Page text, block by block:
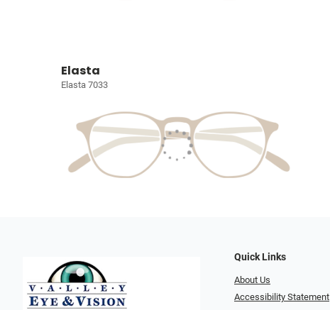
Elasta
Elasta 7033
Quick Links
About Us
Accessibility Statement